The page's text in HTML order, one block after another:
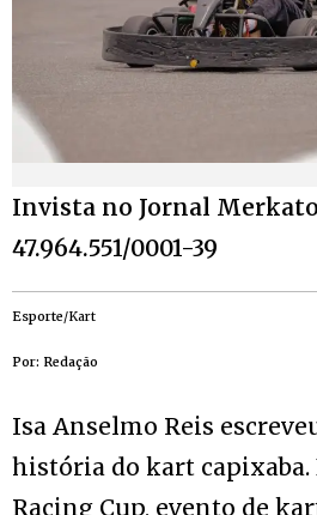
Invista no Jornal
47.964.551/0001-39
Esporte/Kart
Por: Redação
Isa Anselmo Reis
história do kart capixaba.
Racing Cup, evento de